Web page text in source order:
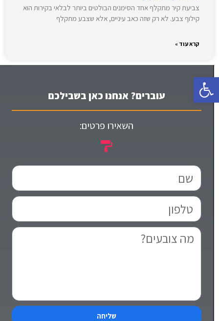
צביעת קיר מתקלף אחד הסימנים הבולטים ביותר לבלאי בקירות הוא
קילוף צבע. לא רק שזה כאב עיניים, אלא שצבע מתקלף
קרא עוד »
עוברים? אנחנו כאן בשבילכם
השאירו פרטים:
שליחה
פתח סרגל נגישות